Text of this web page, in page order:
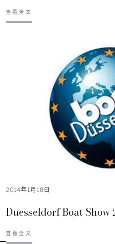
查看全文
2014年1月18日
Duesseldorf Boat Show
查看全文